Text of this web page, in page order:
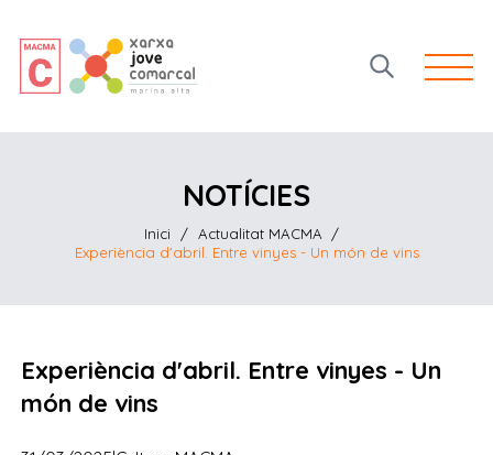
Open
NOTÍCIES
Inici / Actualitat MACMA
/
Experiència d'abril. Entre vinyes - Un món de vins
Experiència d'abril. Entre vinyes - Un
món de vins